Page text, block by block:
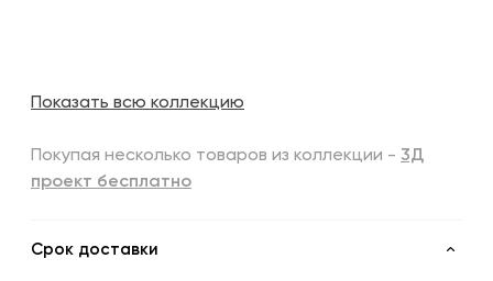
Показать всю коллекцию
Покупая несколько товаров из коллекции - 3Д
проект бесплатно
Срок доставки